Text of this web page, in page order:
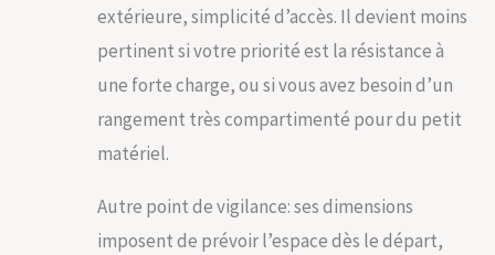
extérieure, simplicité d’accès. Il devient moins
pertinent si votre priorité est la résistance à
une forte charge, ou si vous avez besoin d’un
rangement très compartimenté pour du petit
matériel.
Autre point de vigilance: ses dimensions
imposent de prévoir l’espace dès le départ,